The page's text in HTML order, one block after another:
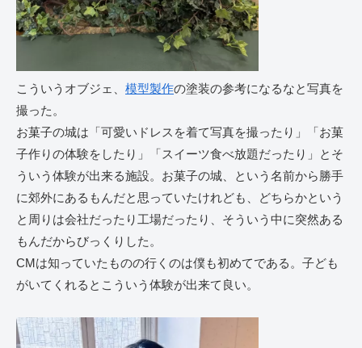
こういうオブジェ、 模型製作の塗装の参考になるなと写真を
撮った。
お菓子の城は「可愛いドレスを着て写真を撮ったり」「お菓
子作りの体験をしたり」「スイーツ食べ放題だったり」とそ
ういう体験が出来る施設。お菓子の城、という名前から勝手
に郊外にあるもんだと思っていたけれども、どちらかという
と周りは会社だったり工場だったり、そういう中に突然ある
もんだからびっくりした。
CMは知っていたものの行くのは僕も初めてである。子ども
がいてくれるとこういう体験が出来て良い。